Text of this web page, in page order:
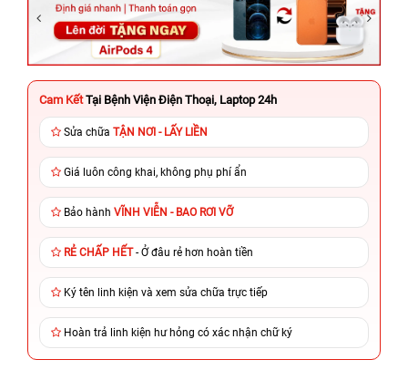
Cam Kết Tại Bệnh Viện Điện Thoại, Laptop 24h
Sửa chữa TẬN NƠI - LẤY LIỀN
Giá luôn công khai, không phụ phí ẩn
Bảo hành VĨNH VIỄN - BAO RƠI VỠ
RẺ CHẤP HẾT- Ở đâu rẻ hơn hoàn tiền
Ký tên linh kiện và xem sửa chữa trực tiếp
Hoàn trả linh kiện hư hỏng có xác nhận chữ ký